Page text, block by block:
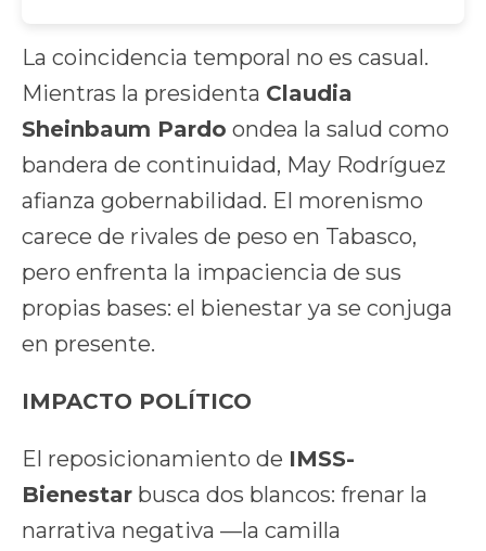
La coincidencia temporal no es casual.
Mientras la presidenta Claudia
Sheinbaum Pardo ondea la salud como
bandera de continuidad, May Rodríguez
afianza gobernabilidad. El morenismo
carece de rivales de peso en Tabasco,
pero enfrenta la impaciencia de sus
propias bases: el bienestar ya se conjuga
en presente.
IMPACTO POLÍTICO
El reposicionamiento de IMSS-
Bienestar busca dos blancos: frenar la
narrativa negativa —la camilla